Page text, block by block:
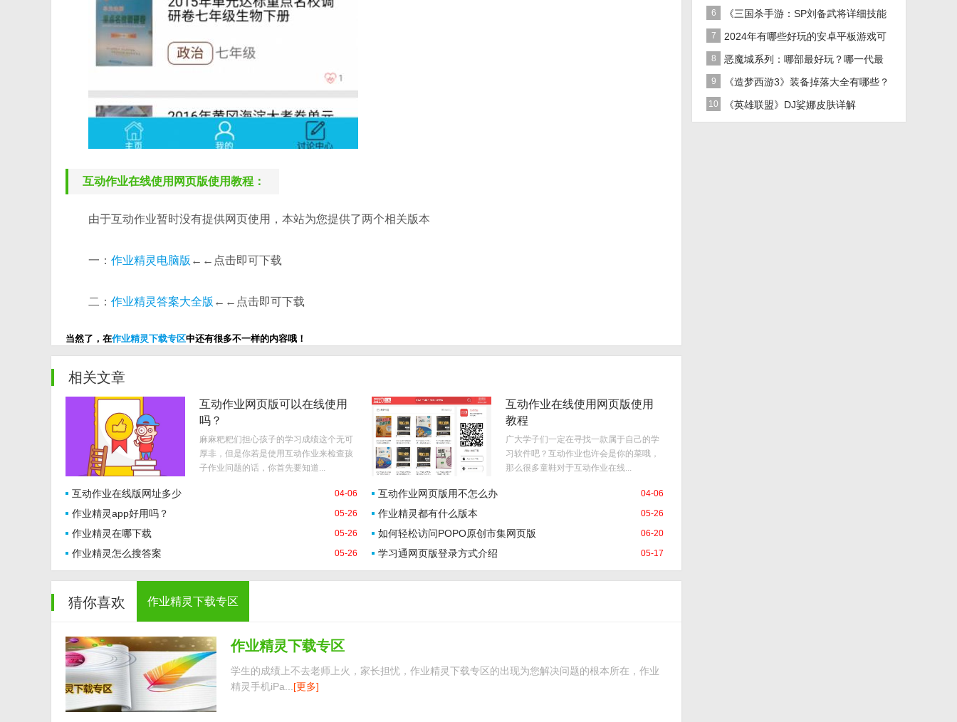
互动作业在线使用网页版使用教程：
由于互动作业暂时没有提供网页使用，本站为您提供了两个相关版本
一： 作业精灵电脑版 ←←点击即可下载
二： 作业精灵答案大全版 ←←点击即可下载
当然了，在作业精灵下载专区中还有很多不一样的内容哦！
相关文章
互动作业网页版可以在线使用
吗？
麻麻粑粑们担心孩子的学习成绩这个无可
厚非，但是你若是使用互动作业来检查孩
子作业问题的话，你首先要知道...
互动作业在线使用网页版使用
教程
广大学子们一定在寻找一款属于自己的学
习软件吧？互动作业也许会是你的菜哦，
那么很多童鞋对于互动作业在线...
04-06
互动作业在线版网址多少 04-06
互动作业网页版用不怎么办
05-26
作业精灵app好用吗？ 05-26
作业精灵都有什么版本
05-26
作业精灵在哪下载 06-20
如何轻松访问POPO原创市集网页版
05-26
作业精灵怎么搜答案 05-17
学习通网页版登录方式介绍
猜你喜欢 作业精灵下载专区
作业精灵下载专区
学生的成绩上不去老师上火，家长担忧，作业精灵下载专区的出现为您解决问题的根本所在，作业
精灵手机iPa... [更多]
及全面解析
6
《三国杀手游：SP刘备武将详细技能
效果解析》
7
2024年有哪些好玩的安卓平板游戏可
以下载推荐？
8
恶魔城系列：哪部最好玩？哪一代最
经典？
9 《造梦西游3》装备掉落大全有哪些？
10 《英雄联盟》DJ娑娜皮肤详解